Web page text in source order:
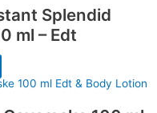
Splendid
ml – Edt